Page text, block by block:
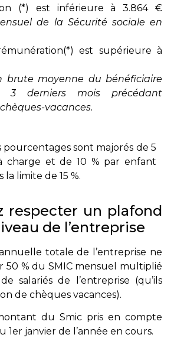
(*) est inférieure à 3.864 €
de la Sécurité sociale en
est supérieure à
brute moyenne du bénéficiaire
3 derniers mois précédant
vacances.
pourcentages sont majorés de 5
charge et de 10 % par enfant
la limite de 15 %.
respecter un plafond
de l’entreprise
totale de l’entreprise ne
50 % du SMIC mensuel multiplié
salariés de l’entreprise (qu’ils
de chèques vacances).
du Smic pris en compte
1er janvier de l’année en cours.